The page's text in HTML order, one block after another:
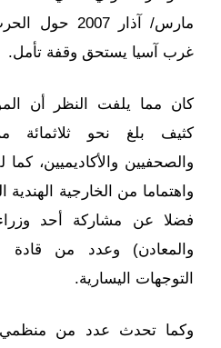
مارس/ آذار
غرب آسيا يستحق وقفة تأمل.
كان مما يلفت النظر أن
كثيف بلغ نحو ثلاثمائة
والصحفيين والأكاديميين،
واهتماما من الخارجية
فضلا عن مشاركة أحد
والمعادن) وعدد من
التوجهات اليسارية.
وكما تحدث عدد من منظمي